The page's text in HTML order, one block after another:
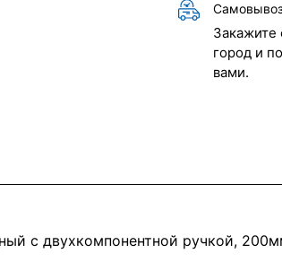
Закажите
город и
вами.
с двухкомпонентной ручкой,